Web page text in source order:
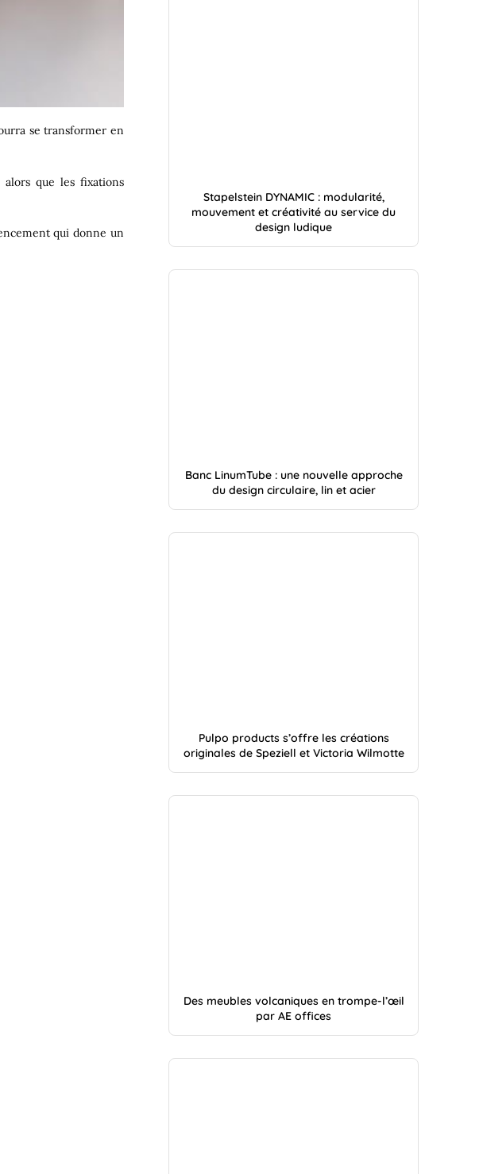
se transformer en
que les fixations
qui donne un
Stapelstein DYNAMIC : modularité,
mouvement et créativité au service du
design ludique
Banc LinumTube : une nouvelle approche
du design circulaire, lin et acier
Pulpo products s’offre les créations
originales de Speziell et Victoria Wilmotte
Des meubles volcaniques en trompe-l’œil
par AE offices